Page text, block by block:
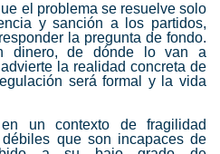
el problema se resuelve solo
y sanción a los partidos,
la pregunta de fondo.
dinero, de dónde lo van a
la realidad concreta de
será formal y la vida
un contexto de fragilidad
que son incapaces de